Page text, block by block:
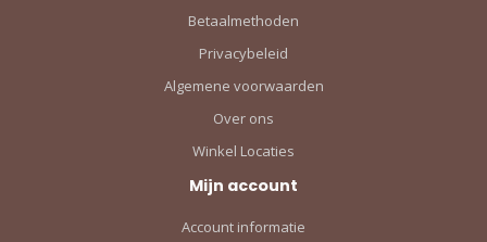
Betaalmethoden
Privacybeleid
Algemene voorwaarden
Over ons
Winkel Locaties
Mijn account
Account informatie